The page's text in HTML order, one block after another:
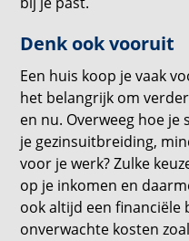
Denk ook vooruit
Een huis koop je vaak
het belangrijk om
en nu. Overweeg hoe
je gezinsuitbreiding,
voor je werk? Zulke
op je inkomen en
ook altijd een
onverwachte kosten